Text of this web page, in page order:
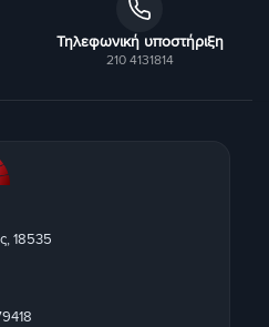
Τηλεφωνική υποστήριξη
210 4131814
18535